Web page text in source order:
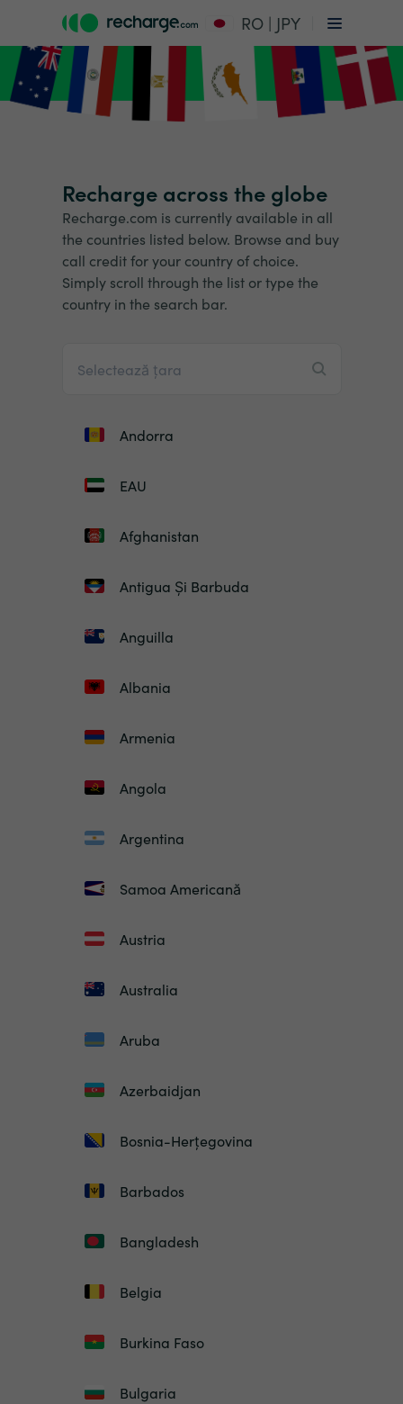
RO | JPY
Recharge across the globe
Recharge.com is currently available in all
the countries listed below. Browse and buy
call credit for your country of choice.
Simply scroll through the list or type the
country in the search bar.
Andorra
EAU
Afghanistan
Antigua Și Barbuda
Anguilla
Albania
Armenia
Angola
Argentina
Samoa Americană
Austria
Australia
Aruba
Azerbaidjan
Bosnia-Herțegovina
Barbados
Bangladesh
Belgia
Burkina Faso
Bulgaria